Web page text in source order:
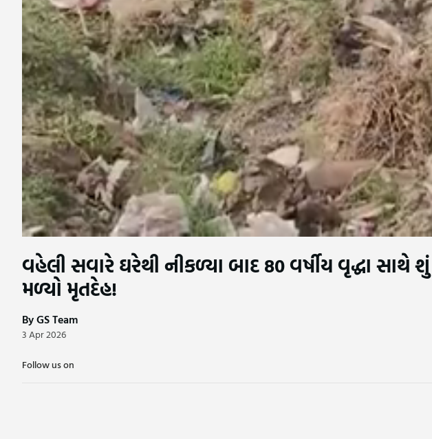
વહેલી સવારે ઘરેથી નીકળ્યા બાદ 80 વર્ષીય વૃદ્ધા સાથે
મળ્યો મૃતદેહ!
By GS Team
3 Apr 2026
Follow us on